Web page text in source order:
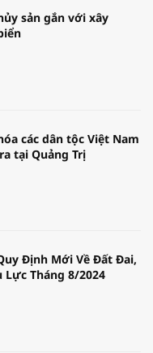
sản gắn với xây
các dân tộc Việt Nam
tại Quảng Trị
Định Mới Về Đất Đai,
Lực Tháng 8/2024